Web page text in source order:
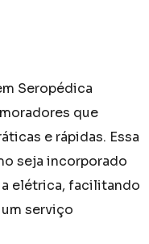
Seropédica
que
e rápidas. Essa
seja incorporado
elétrica, facilitando
serviço